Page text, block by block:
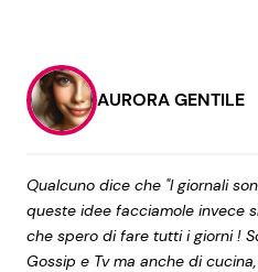
AURORA GENTILE
Qualcuno dice che "I giornali
queste idee facciamole invece
che spero di fare tutti i giorni !
Gossip e Tv ma anche di